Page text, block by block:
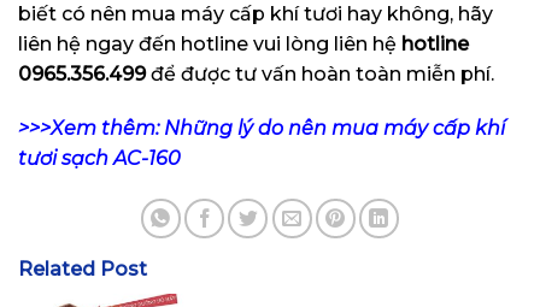
biết có nên mua máy cấp khí tươi hay không, hãy
liên hệ ngay đến hotline vui lòng liên hệ hotline
0965.356.499để được tư vấn hoàn toàn miễn phí.
>>>Xem thêm: Những lý do nên mua máy cấp khí
tươi sạch AC-160
Related Post